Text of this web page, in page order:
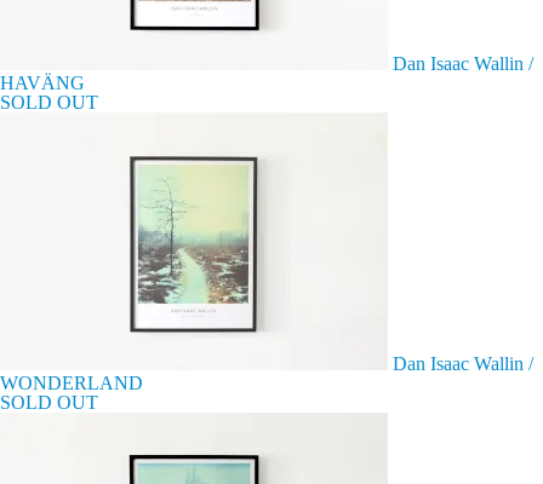
Dan Isaac Wallin /
HAVÄNG
SOLD OUT
Dan Isaac Wallin /
WONDERLAND
SOLD OUT